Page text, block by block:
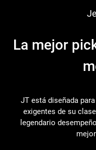
La mejor
JT está diseñada
exigentes de su
legendario